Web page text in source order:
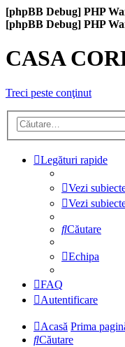
[phpBB Debug] PHP
[phpBB Debug] PHP
CASA
Treci peste conţinut
Legături rapide
Vezi
Vezi
Căutare
Echipa
FAQ
Autentificare
Acasă Prima
Căutare